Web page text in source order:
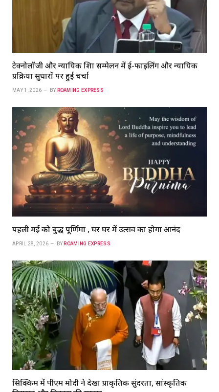
टेक्नोलॉजी और न्यायिक शिक्षा सम्मेलन में ई-फाइलिंग और न्यायिक
प्रक्रिया सुधारों पर हुई चर्चा
MAY 1, 2026 BY ROAMING EXPRESS
पहली मई को बुद्ध पूर्णिमा , घर घर में उत्सव का होगा आनंद
APRIL 28, 2026 BY ROAMING EXPRESS
सिक्किम में पीएम मोदी ने देखा प्राकृतिक सुंदरता, सांस्कृतिक